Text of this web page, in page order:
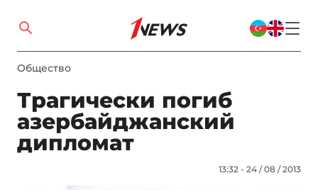
Общество
Трагически погиб
азербайджанский
дипломат
13:32 - 24 / 08 / 2013